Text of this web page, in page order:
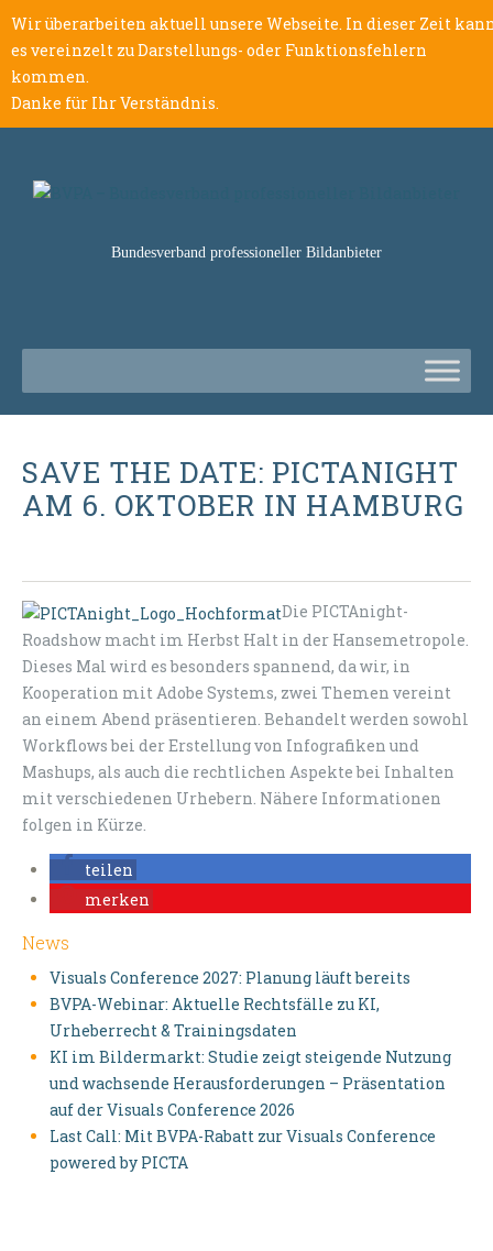
Wir überarbeiten aktuell unsere Webseite. In dieser Zeit
es vereinzelt zu Darstellungs- oder Funktionsfehlern
kommen.
Danke für Ihr Verständnis.
Bundesverband professioneller Bildanbieter
SAVE THE DATE: PICTANIGHT
AM 6. OKTOBER IN HAMBURG
Die PICTAnight-
Roadshow macht im Herbst Halt in der Hansemetropole.
Dieses Mal wird es besonders spannend, da wir, in
Kooperation mit Adobe Systems, zwei Themen vereint
an einem Abend präsentieren. Behandelt werden sowohl
Workflows bei der Erstellung von Infografiken und
Mashups, als auch die rechtlichen Aspekte bei Inhalten
mit verschiedenen Urhebern. Nähere Informationen
folgen in Kürze.
teilen
merken
News
Visuals Conference 2027: Planung läuft bereits
BVPA-Webinar: Aktuelle Rechtsfälle zu KI,
Urheberrecht & Trainingsdaten
KI im Bildermarkt: Studie zeigt steigende Nutzung
und wachsende Herausforderungen – Präsentation
auf der Visuals Conference 2026
Last Call: Mit BVPA-Rabatt zur Visuals Conference
powered by PICTA